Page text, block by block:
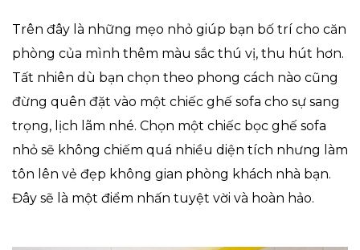
Trên đây là những mẹo nhỏ giúp bạn bố trí cho căn
phòng của mình thêm màu sắc thú vị, thu hút hơn.
Tất nhiên dù bạn chọn theo phong cách nào cũng
đừng quên đặt vào một chiếc ghế sofa cho sự sang
trọng, lịch lãm nhé. Chọn một chiếc bọc ghế sofa
nhỏ sẽ không chiếm quá nhiều diện tích nhưng làm
tôn lên vẻ đẹp không gian phòng khách nhà bạn.
Đây sẽ là một điểm nhấn tuyệt vời và hoàn hảo.